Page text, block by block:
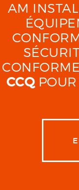
AM
CCQPOUR